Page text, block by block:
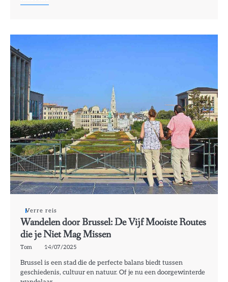
Verre reis
Wandelen door Brussel: De Vijf Mooiste Routes
die je Niet Mag Missen
Tom 14/07/2025
Brussel is een stad die de perfecte balans biedt tussen
geschiedenis, cultuur en natuur. Of je nu een doorgewinterde